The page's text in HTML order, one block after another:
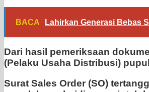
BACA Lahirkan Generasi Bebas
Dari hasil pemeriksaan
(Pelaku Usaha Distribusi)
Surat Sales Order (SO)